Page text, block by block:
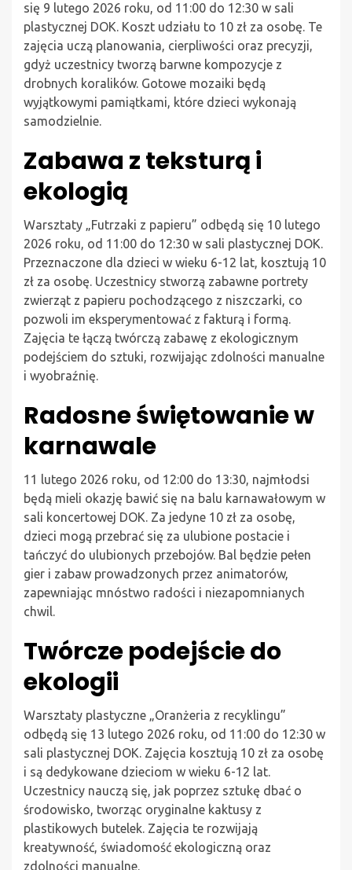
się 9 lutego 2026 roku, od 11:00 do 12:30 w sali
plastycznej DOK. Koszt udziału to 10 zł za osobę. Te
zajęcia uczą planowania, cierpliwości oraz precyzji,
gdyż uczestnicy tworzą barwne kompozycje z
drobnych koralików. Gotowe mozaiki będą
wyjątkowymi pamiątkami, które dzieci wykonają
samodzielnie.
Zabawa z teksturą i
ekologią
Warsztaty „Futrzaki z papieru” odbędą się 10 lutego
2026 roku, od 11:00 do 12:30 w sali plastycznej DOK.
Przeznaczone dla dzieci w wieku 6-12 lat, kosztują 10
zł za osobę. Uczestnicy stworzą zabawne portrety
zwierząt z papieru pochodzącego z niszczarki, co
pozwoli im eksperymentować z fakturą i formą.
Zajęcia te łączą twórczą zabawę z ekologicznym
podejściem do sztuki, rozwijając zdolności manualne
i wyobraźnię.
Radosne świętowanie w
karnawale
11 lutego 2026 roku, od 12:00 do 13:30, najmłodsi
będą mieli okazję bawić się na balu karnawałowym w
sali koncertowej DOK. Za jedyne 10 zł za osobę,
dzieci mogą przebrać się za ulubione postacie i
tańczyć do ulubionych przebojów. Bal będzie pełen
gier i zabaw prowadzonych przez animatorów,
zapewniając mnóstwo radości i niezapomnianych
chwil.
Twórcze podejście do
ekologii
Warsztaty plastyczne „Oranżeria z recyklingu”
odbędą się 13 lutego 2026 roku, od 11:00 do 12:30 w
sali plastycznej DOK. Zajęcia kosztują 10 zł za osobę
i są dedykowane dzieciom w wieku 6-12 lat.
Uczestnicy nauczą się, jak poprzez sztukę dbać o
środowisko, tworząc oryginalne kaktusy z
plastikowych butelek. Zajęcia te rozwijają
kreatywność, świadomość ekologiczną oraz
zdolności manualne.